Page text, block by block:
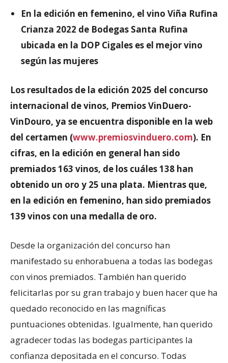
En la edición en femenino, el vino Viña Rufina
Crianza 2022 de Bodegas Santa Rufina
ubicada en la DOP Cigales es el mejor vino
según las mujeres
Los resultados de la edición 2025 del concurso
internacional de vinos, Premios VinDuero-
VinDouro, ya se encuentra disponible en la web
del certamen (www.premiosvinduero.com). En
cifras, en la edición en general han sido
premiados 163 vinos, de los cuáles 138 han
obtenido un oro y 25 una plata. Mientras que,
en la edición en femenino, han sido premiados
139 vinos con una medalla de oro.
Desde la organización del concurso han
manifestado su enhorabuena a todas las bodegas
con vinos premiados. También han querido
felicitarlas por su gran trabajo y buen hacer que ha
quedado reconocido en las magníficas
puntuaciones obtenidas. Igualmente, han querido
agradecer todas las bodegas participantes la
confianza depositada en el concurso. Todas